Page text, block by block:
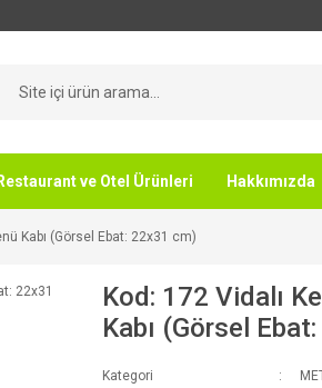
ve Otel Ürünleri Hakkımızda
Kabı (Görsel Ebat: 22x31 cm)
Kod: 172 Vidalı
Kabı (Görsel
Kategori